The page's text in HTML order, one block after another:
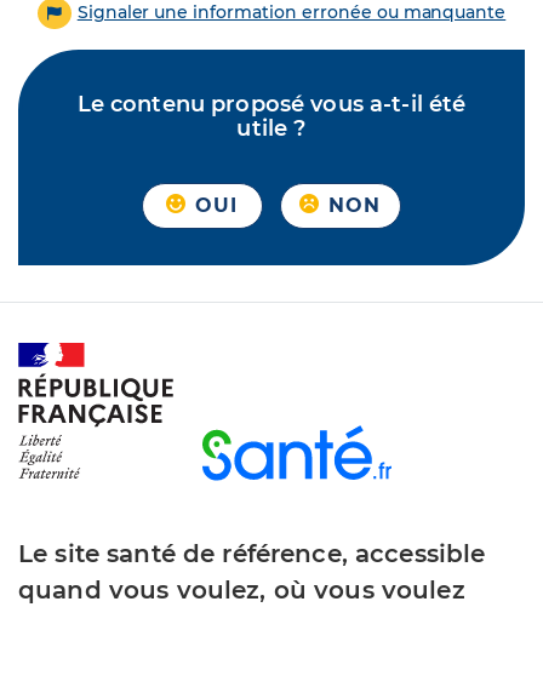
Signaler une information erronée ou manquante
Le contenu proposé vous a-t-il été
utile ?
OUI NON
Le site santé de référence, accessible
quand vous voulez, où vous voulez